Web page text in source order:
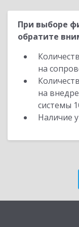
При выборе
обратите
на
на
системы
Наличие